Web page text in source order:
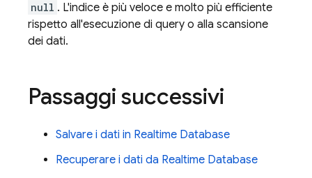
null . L'indice è più veloce e molto più efficiente
rispetto all'esecuzione di query o alla scansione
dei dati.
Passaggi successivi
Salvare i dati in Realtime Database
Recuperare i dati da Realtime Database